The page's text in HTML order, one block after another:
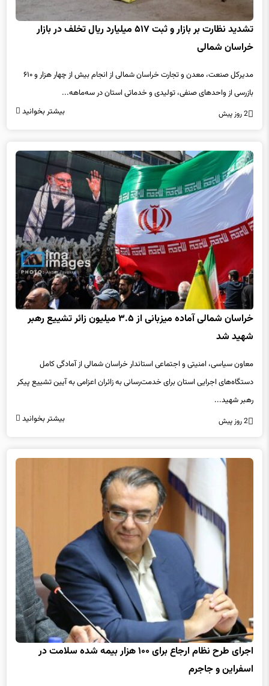
تشدید نظارت بر بازار و ثبت ۵۱۷ میلیارد ریال تخلف در بازار
خراسان شمالی
مدیرکل صنعت، معدن و تجارت خراسان شمالی از انجام بیش از چهار هزار و ۶۱۰
بازرسی از واحدهای صنفی، تولیدی و خدماتی استان در سه‌ماهه...
2 روز پیش بیشتر بخوانید
خراسان شمالی آماده میزبانی از ۳.۵ میلیون زائر تشییع رهبر
شهید شد
معاون سیاسی، امنیتی و اجتماعی استاندار خراسان شمالی از آمادگی کامل
دستگاه‌های اجرایی استان برای خدمت‌رسانی به زائران اعزامی به آیین تشییع پیکر
رهبر شهید...
2 روز پیش بیشتر بخوانید
اجرای طرح نظام ارجاع برای ۱۰۰ هزار بیمه شده سلامت در
اسفراین و جاجرم